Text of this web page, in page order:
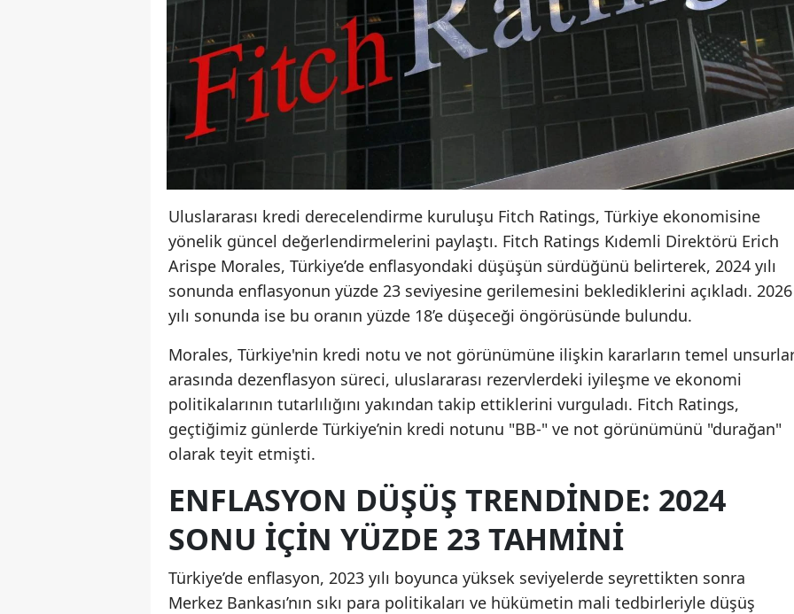
Uluslararası kredi derecelendirme kuruluşu Fitch Ratings, Türkiye ekonomisine
yönelik güncel değerlendirmelerini paylaştı. Fitch Ratings Kıdemli Direktörü Erich
Arispe Morales, Türkiye’de enflasyondaki düşüşün sürdüğünü belirterek, 2024 yılı
sonunda enflasyonun yüzde 23 seviyesine gerilemesini beklediklerini açıkladı. 2026
yılı sonunda ise bu oranın yüzde 18’e düşeceği öngörüsünde bulundu.
Morales, Türkiye'nin kredi notu ve not görünümüne ilişkin kararların temel
arasında dezenflasyon süreci, uluslararası rezervlerdeki iyileşme ve ekonomi
politikalarının tutarlılığını yakından takip ettiklerini vurguladı. Fitch Ratings,
geçtiğimiz günlerde Türkiye’nin kredi notunu "BB-" ve not görünümünü "durağan"
olarak teyit etmişti.
ENFLASYON DÜŞÜŞ TRENDINDE: 2024
SONU İÇIN YÜZDE 23 TAHMINI
Türkiye’de enflasyon, 2023 yılı boyunca yüksek seviyelerde seyrettikten sonra
Merkez Bankası’nın sıkı para politikaları ve hükümetin mali tedbirleriyle düşüş